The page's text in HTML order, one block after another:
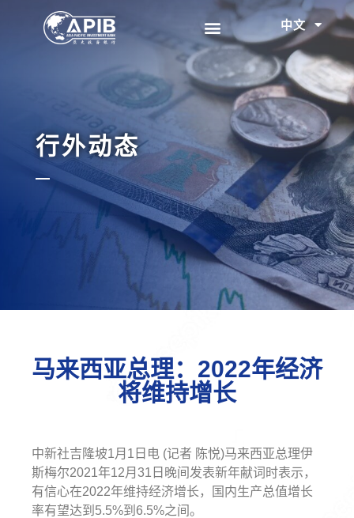
中文
EN
行外动态
马来西亚总理：2022年经济
将维持增长
中新社吉隆坡1月1日电 (记者 陈悦)马来西亚总理伊
斯梅尔2021年12月31日晚间发表新年献词时表示，
有信心在2022年维持经济增长，国内生产总值增长
率有望达到5.5%到6.5%之间。